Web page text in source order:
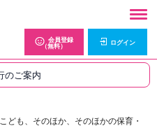
会員登録
（無料）
ログイン
のご案内
ども、そのほか、そのほかの保育・